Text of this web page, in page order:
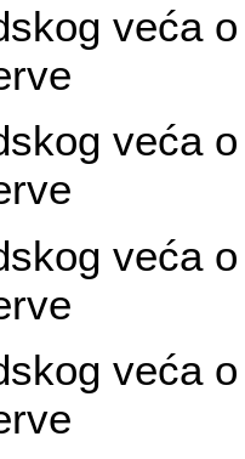
veća
veća
veća
veća